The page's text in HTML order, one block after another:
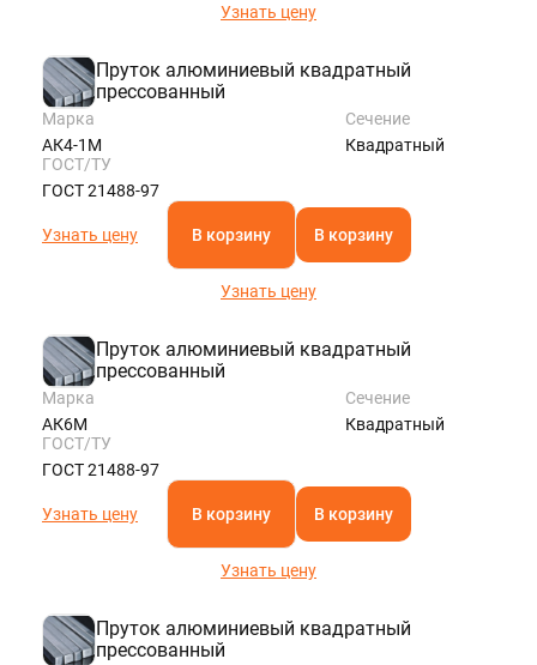
Узнать цену
Пруток алюминиевый квадратный
прессованный
Марка
АК4-1М
Сечение
Квадратный
ГОСТ/ТУ
ГОСТ 21488-97
Узнать цену В корзину В корзину
Узнать цену
Пруток алюминиевый квадратный
прессованный
Марка
АК6М
Сечение
Квадратный
ГОСТ/ТУ
ГОСТ 21488-97
Узнать цену В корзину В корзину
Узнать цену
Пруток алюминиевый квадратный
прессованный